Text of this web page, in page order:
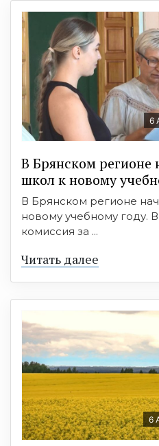
6
В Брянском регионе
школ к новому
В Брянском регионе
новому учебному году.
комиссия за ...
Читать далее
6